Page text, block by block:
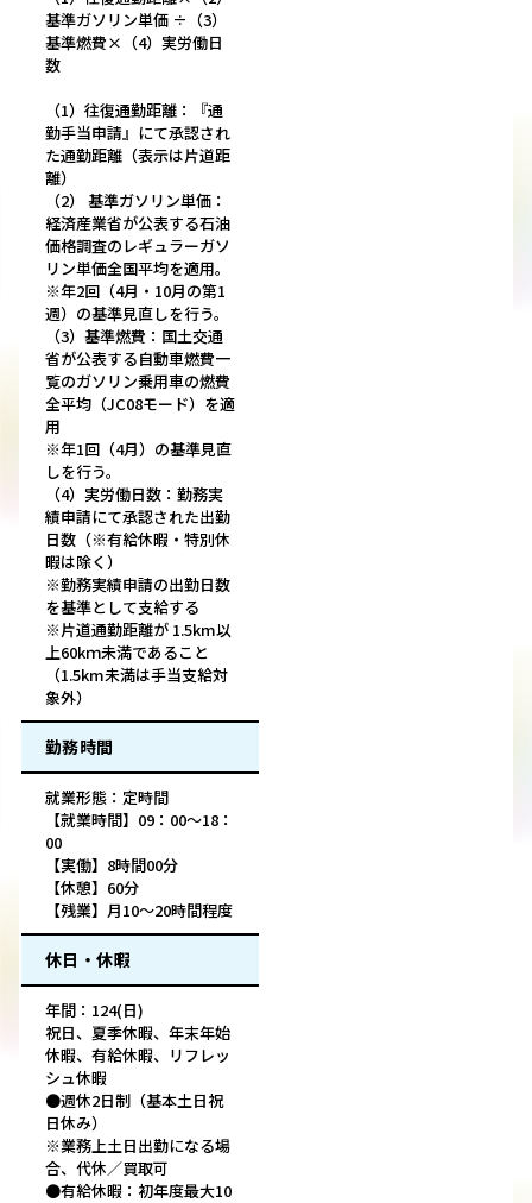
基準ガソリン単価 ÷（3）
基準燃費×（4）実労働日
数
（1）往復通勤距離：『通
勤手当申請』にて承認され
た通勤距離（表示は片道距
離）
（2） 基準ガソリン単価：
経済産業省が公表する石油
価格調査のレギュラーガソ
リン単価全国平均を適用。
※年2回（4月・10月の第1
週）の基準見直しを行う。
（3）基準燃費：国土交通
省が公表する自動車燃費一
覧のガソリン乗用車の燃費
全平均（JC08モード）を適
用
※年1回（4月）の基準見直
しを行う。
（4）実労働日数：勤務実
績申請にて承認された出勤
日数（※有給休暇・特別休
暇は除く）
※勤務実績申請の出勤日数
を基準として支給する
※片道通勤距離が 1.5km以
上60kｍ未満であること
（1.5km未満は手当支給対
象外）
勤務時間
就業形態：定時間
【就業時間】09：00～18：
00
【実働】8時間00分
【休憩】60分
【残業】月10～20時間程度
休日・休暇
年間：124(日)
祝日、夏季休暇、年末年始
休暇、有給休暇、リフレッ
シュ休暇
●週休2日制（基本土日祝
日休み）
※業務上土日出勤になる場
合、代休／買取可
●有給休暇：初年度最大10